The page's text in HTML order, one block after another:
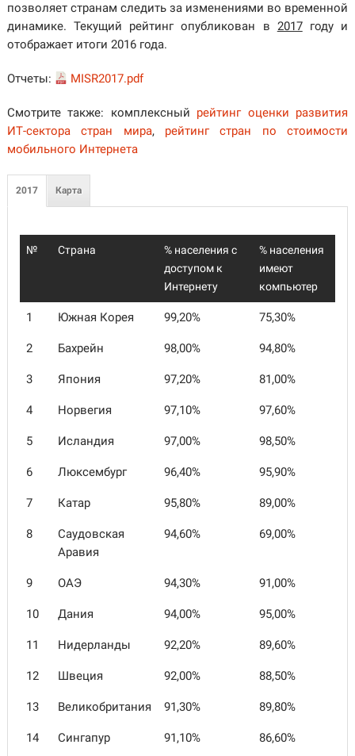
позволяет странам следить за изменениями во временной
динамике. Текущий рейтинг опубликован в 2017году и
отображает итоги 2016 года.
Отчеты: MISR2017.pdf
Смотрите также: комплексный рейтинг оценки развития
ИТ-сектора стран мира, рейтинг стран по стоимости
мобильного Интернета
2017 Карта
№ Страна
% населения с
доступом к
Интернету
% населения
имеют
компьютер
1 Южная Корея 99,20% 75,30%
2 Бахрейн 98,00% 94,80%
3 Япония 97,20% 81,00%
4 Норвегия 97,10% 97,60%
5 Исландия 97,00% 98,50%
6 Люксембург 96,40% 95,90%
7 Катар 95,80% 89,00%
8
Саудовская
Аравия
94,60% 69,00%
9 ОАЭ 94,30% 91,00%
10 Дания 94,00% 95,00%
11 Нидерланды 92,20% 89,60%
12 Швеция 92,00% 88,50%
13 Великобритания 91,30% 89,80%
14 Сингапур 91,10% 86,60%